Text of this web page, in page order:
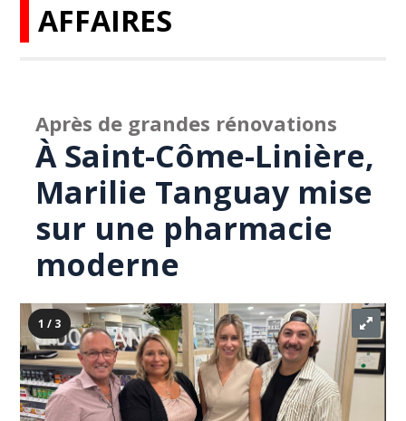
AFFAIRES
Après de grandes rénovations
À Saint-Côme-Linière,
Marilie Tanguay mise
sur une pharmacie
moderne
1 / 3